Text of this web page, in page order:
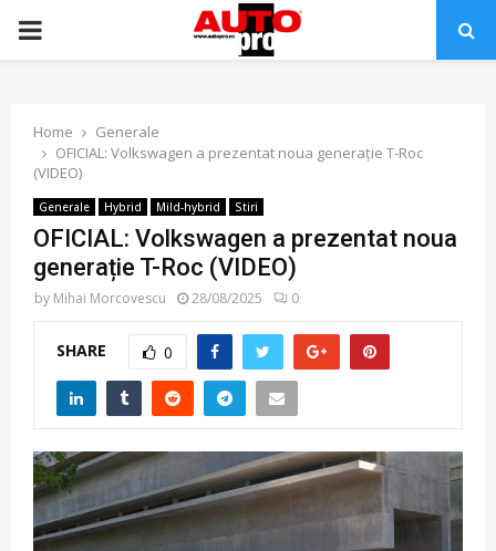
PRIMARY
Home
Generale
OFICIAL: Volkswagen a prezentat noua generație T-Roc
(VIDEO)
Generale Hybrid Mild-hybrid Stiri
OFICIAL: Volkswagen a prezentat noua
generație T-Roc (VIDEO)
by Mihai Morcovescu 28/08/2025 0
SHARE 0